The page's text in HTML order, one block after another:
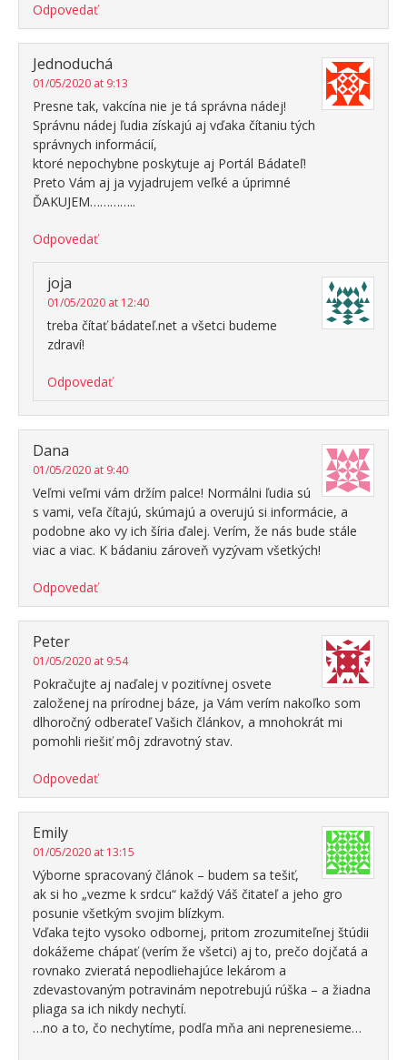
Odpovedať
Jednoduchá
01/05/2020 at 9:13
Presne tak, vakcína nie je tá správna nádej!
Správnu nádej ľudia získajú aj vďaka čítaniu tých
správnych informácií,
ktoré nepochybne poskytuje aj Portál Bádateľ!
Preto Vám aj ja vyjadrujem veľké a úprimné
ĎAKUJEM…………..
Odpovedať
joja
01/05/2020 at 12:40
treba čítať bádateľ.net a všetci budeme
zdraví!
Odpovedať
Dana
01/05/2020 at 9:40
Veľmi veľmi vám držím palce! Normálni ľudia sú
s vami, veľa čítajú, skúmajú a overujú si informácie, a
podobne ako vy ich šíria ďalej. Verím, že nás bude stále
viac a viac. K bádaniu zároveň vyzývam všetkých!
Odpovedať
Peter
01/05/2020 at 9:54
Pokračujte aj naďalej v pozitívnej osvete
založenej na prírodnej báze, ja Vám verím nakoľko som
dlhoročný odberateľ Vašich článkov, a mnohokrát mi
pomohli riešiť môj zdravotný stav.
Odpovedať
Emily
01/05/2020 at 13:15
Výborne spracovaný článok – budem sa tešiť,
ak si ho „vezme k srdcu“ každý Váš čitateľ a jeho gro
posunie všetkým svojim blízkym.
Vďaka tejto vysoko odbornej, pritom zrozumiteľnej štúdii
dokážeme chápať (verím že všetci) aj to, prečo dojčatá a
rovnako zvieratá nepodliehajúce lekárom a
zdevastovaným potravinám nepotrebujú rúška – a žiadna
pliaga sa ich nikdy nechytí.
…no a to, čo nechytíme, podľa mňa ani neprenesieme…